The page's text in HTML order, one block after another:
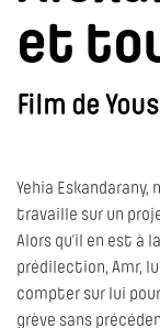
et
Film de
Yehia
travaille sur un
Alors qu’il en est à
prédilection, Amr,
compter sur lui
grève sans